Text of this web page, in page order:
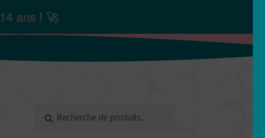
14 ans ! 🚀
pour :
RECHERCHE